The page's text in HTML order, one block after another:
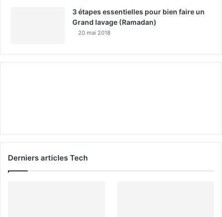
3 étapes essentielles pour bien faire un
Grand lavage (Ramadan)
20 mai 2018
Derniers articles Tech